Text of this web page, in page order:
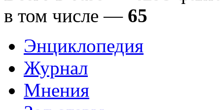
в том числе— 65
Энциклопедия
Журнал
Мнения